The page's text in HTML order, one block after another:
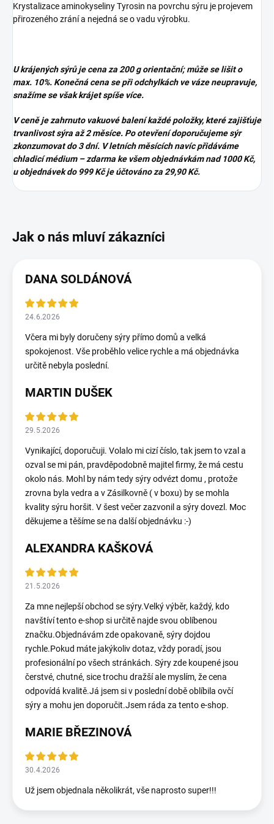
Krystalizace aminokyseliny Tyrosin na povrchu sýru je projevem
přirozeného zrání a nejedná se o vadu výrobku.
U krájených sýrů je cena za 200 g orientační; může se lišit o
max. 10%. Konečná cena se při odchylkách ve váze neupravuje,
snažíme se však krájet spíše více.
V ceně je zahrnuto vakuové balení každé položky, které zajišťuje
trvanlivost sýra až 2 měsíce. Po otevření doporučujeme sýr
zkonzumovat do 3 dní. V letních měsících navíc přidáváme
chladicí médium – zdarma ke všem objednávkám nad 1000 Kč,
u objednávek do 999 Kč je účtováno za 29,90 Kč.
DANA SOLDÁNOVÁ
24.6.2026
Včera mi byly doručeny sýry přímo domů a velká
spokojenost. Vše proběhlo velice rychle a má objednávka
určitě nebyla poslední.
MARTIN DUŠEK
29.5.2026
Vynikající, doporučuji. Volalo mi cizí číslo, tak jsem to vzal a
ozval se mi pán, pravděpodobně majitel firmy, že má cestu
okolo nás. Mohl by nám tedy sýry odvézt domu , protože
zrovna byla vedra a v Zásilkovně ( v boxu) by se mohla
kvality sýru horšit. V šest večer zazvonil a sýry dovezl. Moc
děkujeme a těšíme se na další objednávku :-)
ALEXANDRA KAŠKOVÁ
21.5.2026
Za mne nejlepší obchod se sýry.Velký výběr, každý, kdo
navštíví tento e-shop si určitě najde svou oblíbenou
značku.Objednávám zde opakovaně, sýry dojdou
rychle.Pokud máte jakýkoliv dotaz, vždy poradí, jsou
profesionální po všech stránkách. Sýry zde koupené jsou
čerstvé, chutné, sice trochu dražší ale myslím, že cena
odpovídá kvalitě.Já jsem si v poslední době oblíbila ovčí
sýry a mohu jen doporučit.Jsem ráda za tento e-shop.
MARIE BŘEZINOVÁ
30.4.2026
Už jsem objednala několikrát, vše naprosto super!!!